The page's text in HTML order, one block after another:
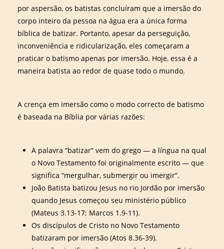
por aspersão, os batistas concluíram que a imersão do
corpo inteiro da pessoa na água era a única forma
bíblica de batizar. Portanto, apesar da perseguição,
inconveniência e ridicularização, eles começaram a
praticar o batismo apenas por imersão. Hoje, essa é a
maneira batista ao redor de quase todo o mundo.
A crença em imersão como o modo correcto de batismo
é baseada na Bíblia por várias razões:
A palavra “batizar” vem do grego — a língua na qual
o Novo Testamento foi originalmente escrito — que
significa “mergulhar, submergir ou imergir”.
João Batista batizou Jesus no rio Jordão por imersão
quando Jesus começou seu ministério público
(Mateus 3.13-17; Marcos 1.9-11).
Os discípulos de Cristo no Novo Testamento
batizaram por imersão (Atos 8.36-39).